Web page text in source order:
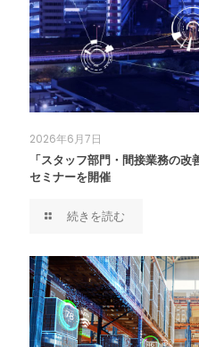
2026年6月7日
「スタッフ部門・間接業務の改
セミナーを開催
続きを読む